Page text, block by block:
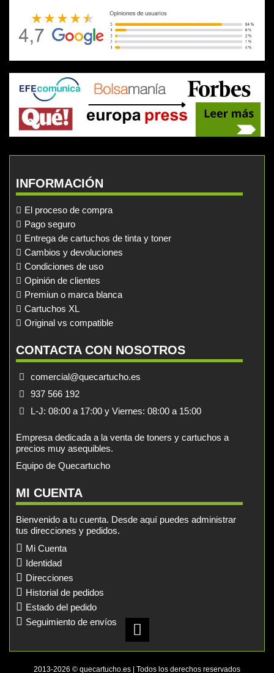
INFORMACIÓN
El proceso de compra
Pago seguro
Entrega de cartuchos de tinta y toner
Cambios y devoluciones
Condiciones de uso
Opinión de clientes
Premiun o marca blanca
Cartuchos XL
Original vs compatible
CONTACTA CON NOSOTROS
comercial@quecartucho.es
937 566 192
L-J: 08:00 a 17:00 y Viernes: 08:00 a 15:00
Empresa dedicada a la venta de toners y cartuchos a
precios muy asequibles.
Equipo de Quecartucho
MI CUENTA
Bienvenido a tu cuenta. Desde aquí puedes administrar
tus direcciones y pedidos.
Mi Cuenta
Identidad
Direcciones
Historial de pedidos
Estado del pedido
Seguimiento de envíos
2013-2026 © quecartucho.es | Todos los derechos reservados